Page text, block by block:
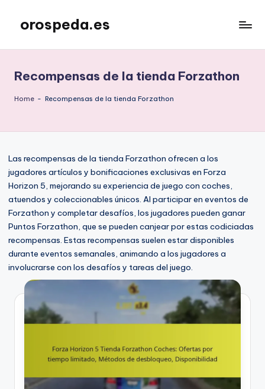
content
orospeda.es
Recompensas de la tienda Forzathon
Home - Recompensas de la tienda Forzathon
Las recompensas de la tienda Forzathon ofrecen a los
jugadores artículos y bonificaciones exclusivas en Forza
Horizon 5, mejorando su experiencia de juego con coches,
atuendos y coleccionables únicos. Al participar en eventos de
Forzathon y completar desafíos, los jugadores pueden ganar
Puntos Forzathon, que se pueden canjear por estas codiciadas
recompensas. Estas recompensas suelen estar disponibles
durante eventos semanales, animando a los jugadores a
involucrarse con los desafíos y tareas del juego.